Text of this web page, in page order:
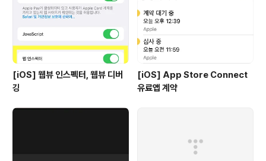
[iOS] 웹뷰 인스펙터, 웹뷰 디버
깅
[iOS] App Store Connect
유료앱 계약